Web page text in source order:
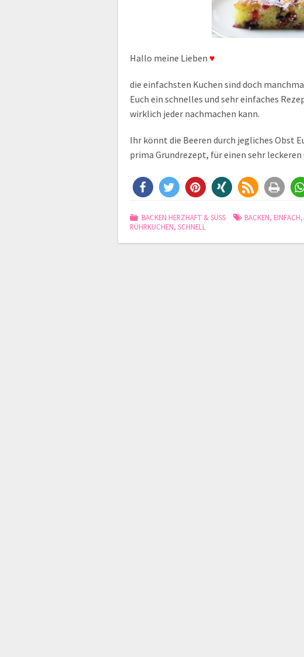
Hallo meine Lieben ♥
die einfachsten Kuchen sind doch
Euch ein schnelles und sehr einfaches
wirklich jeder nachmachen kann.
Ihr könnt die Beeren durch jegliches Obst
prima Grundrezept, für einen sehr
BACKEN HERZHAFT & SÜSS BACKEN, EINFACH,
RÜHRKUCHEN, SCHNELL